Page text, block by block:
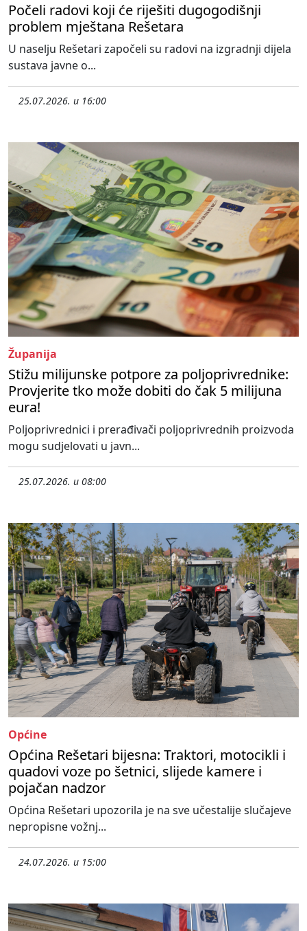
Počeli radovi koji će riješiti dugogodišnji
problem mještana Rešetara
U naselju Rešetari započeli su radovi na izgradnji dijela
sustava javne o...
25.07.2026. u 16:00
Županija
Stižu milijunske potpore za poljoprivrednike:
Provjerite tko može dobiti do čak 5 milijuna
eura!
Poljoprivrednici i prerađivači poljoprivrednih proizvoda
mogu sudjelovati u javn...
25.07.2026. u 08:00
Općine
Općina Rešetari bijesna: Traktori, motocikli i
quadovi voze po šetnici, slijede kamere i
pojačan nadzor
Općina Rešetari upozorila je na sve učestalije slučajeve
nepropisne vožnj...
24.07.2026. u 15:00